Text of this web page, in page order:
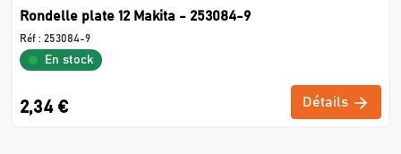
Rondelle plate 12 Makita - 253084-9
Réf : 253084-9
En stock
2,34 € Détails